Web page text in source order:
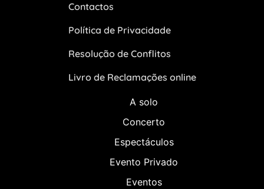
Contactos
Política de Privacidade
Resolução de Conflitos
Livro de Reclamações online
A solo
Concerto
Espectáculos
Evento Privado
Eventos